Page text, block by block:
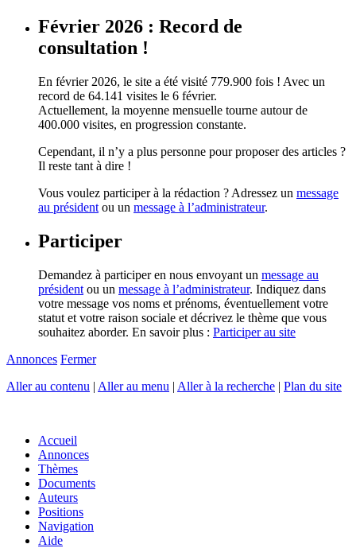
Février 2026 : Record de
consultation !
En février 2026, le site a été visité 779.900 fois ! Avec un
record de 64.141 visites le 6 février.
Actuellement, la moyenne mensuelle tourne autour de
400.000 visites, en progression constante.
Cependant, il n’y a plus personne pour proposer des articles ?
Il reste tant à dire !
Vous voulez participer à la rédaction ? Adressez un message
au président ou un message à l’administrateur.
Participer
Demandez à participer en nous envoyant un message au
président ou un message à l’administrateur. Indiquez dans
votre message vos noms et prénoms, éventuellement votre
statut et votre raison sociale et décrivez le thème que vous
souhaitez aborder. En savoir plus : Participer au site
Annonces Fermer
Aller au contenu | Aller au menu | Aller à la recherche | Plan du site
Accueil
Annonces
Thèmes
Documents
Auteurs
Positions
Navigation
Aide